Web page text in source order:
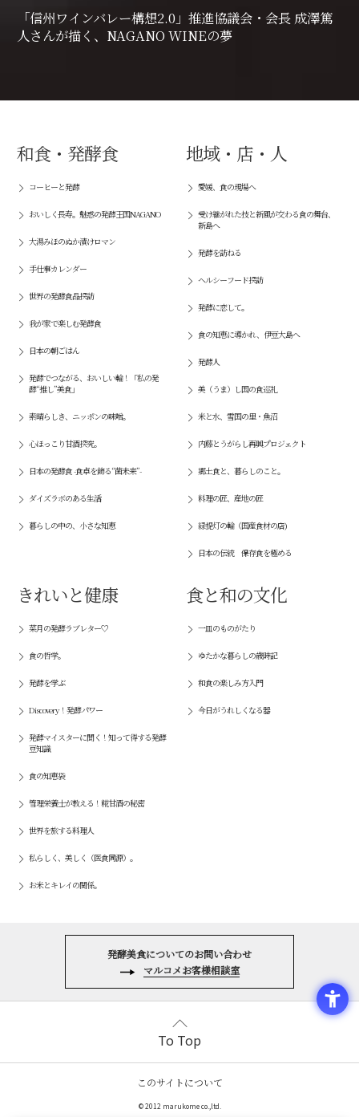
「信州ワインバレー構想2.0」推進協議会・会長 成澤篤
人さんが描く、NAGANO WINEの夢
和食・発酵食
コーヒーと発酵
おいしく長寿。魅惑の発酵王国NAGANO
大湯みほのぬか漬けロマン
手仕事カレンダー
世界の発酵食品探訪
我が家で楽しむ発酵食
日本の朝ごはん
発酵でつながる、おいしい輪！「私の発
酵“推し”美食」
素晴らしき、ニッポンの味噌。
心ほっこり甘酒探究。
日本の発酵食 -食卓を飾る“菌未来”-
ダイズラボのある生活
暮らしの中の、小さな知恵
地域・店・人
愛媛、食の現場へ
受け継がれた技と新風が交わる食の舞台、
新島へ
発酵を訪ねる
ヘルシーフード探訪
発酵に恋して。
食の知恵に導かれ、伊豆大島へ
発酵人
美（うま）し国の食巡礼
米と水、雪国の里・魚沼
内藤とうがらし再興プロジェクト
郷土食と、暮らしのこと。
料理の匠、産地の匠
緑提灯の輪（国産食材の店)
日本の伝統 保存食を極める
きれいと健康
菜月の発酵ラブレター♡
食の哲学。
発酵を学ぶ
Discovery！発酵パワー
発酵マイスターに聞く！知って得する発酵
豆知識
食の知恵袋
管理栄養士が教える！糀甘酒の秘密
世界を旅する料理人
私らしく、美しく（医食同源）。
お米とキレイの関係。
食と和の文化
一皿のものがたり
ゆたかな暮らしの歳時記
和食の楽しみ方入門
今日がうれしくなる器
発酵美食についてのお問い合わせ
マルコメお客様相談室
To Top
このサイトについて
© 2012 marukome co.,ltd.